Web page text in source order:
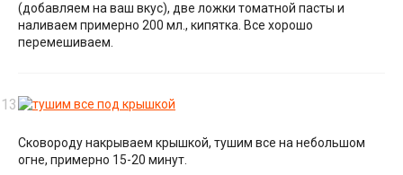
(добавляем на ваш вкус), две ложки томатной пасты и
наливаем примерно 200 мл., кипятка. Все хорошо
перемешиваем.
Сковороду накрываем крышкой, тушим все на небольшом
огне, примерно 15-20 минут.